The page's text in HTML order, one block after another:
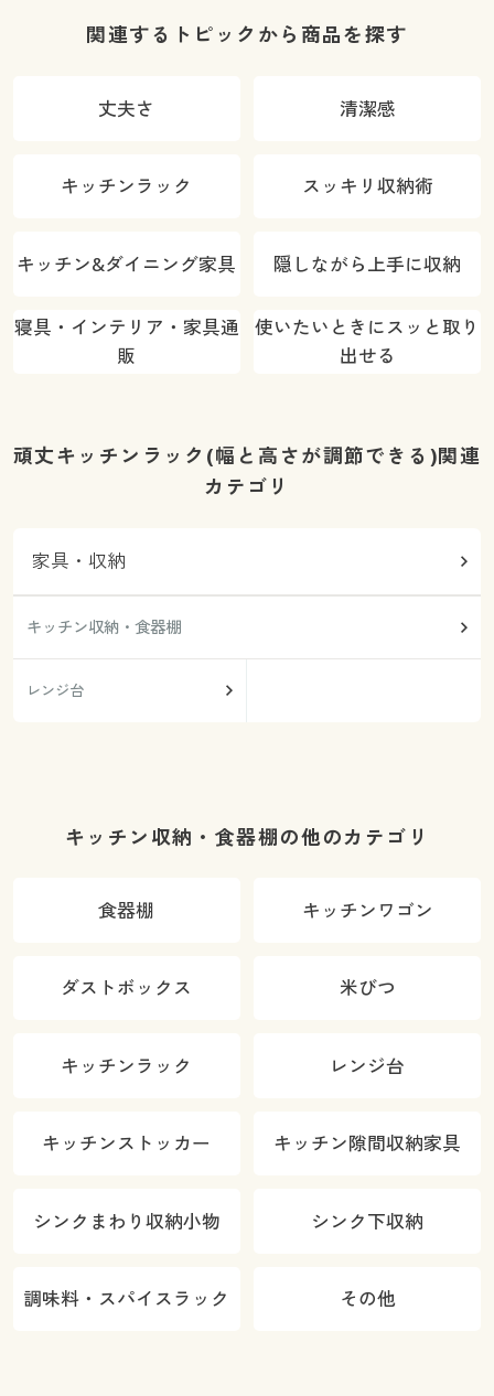
関連するトピックから商品を探す
丈夫さ 清潔感
キッチンラック スッキリ収納術
キッチン&ダイニング家具 隠しながら上手に収納
寝具・インテリア・家具通
販
使いたいときにスッと取り
出せる
頑丈キッチンラック(幅と高さが調節できる)関連
カテゴリ
家具・収納
キッチン収納・食器棚
レンジ台
キッチン収納・食器棚の他のカテゴリ
食器棚 キッチンワゴン
ダストボックス 米びつ
キッチンラック レンジ台
キッチンストッカー キッチン隙間収納家具
シンクまわり収納小物 シンク下収納
調味料・スパイスラック その他